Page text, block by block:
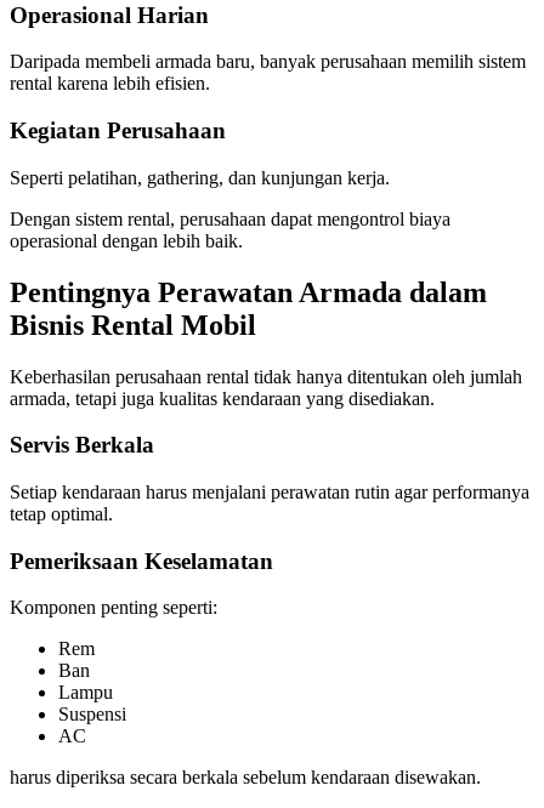
Operasional Harian
Daripada membeli armada baru, banyak perusahaan memilih sistem
rental karena lebih efisien.
Kegiatan Perusahaan
Seperti pelatihan, gathering, dan kunjungan kerja.
Dengan sistem rental, perusahaan dapat mengontrol biaya
operasional dengan lebih baik.
Pentingnya Perawatan Armada dalam
Bisnis Rental Mobil
Keberhasilan perusahaan rental tidak hanya ditentukan oleh jumlah
armada, tetapi juga kualitas kendaraan yang disediakan.
Servis Berkala
Setiap kendaraan harus menjalani perawatan rutin agar performanya
tetap optimal.
Pemeriksaan Keselamatan
Komponen penting seperti:
Rem
Ban
Lampu
Suspensi
AC
harus diperiksa secara berkala sebelum kendaraan disewakan.